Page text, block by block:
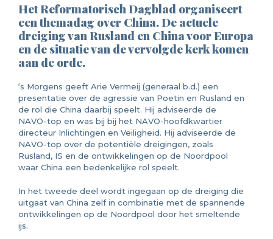
Het Reformatorisch Dagblad organiseert
een themadag over China. De actuele
dreiging van Rusland en China voor Europa
en de situatie van de vervolgde kerk komen
aan de orde.
‘s Morgens geeft Arie Vermeij (generaal b.d.) een
presentatie over de agressie van Poetin en Rusland en
de rol die China daarbij speelt. Hij adviseerde de
NAVO-top en was bij bij het NAVO-hoofdkwartier
directeur Inlichtingen en Veiligheid. Hij adviseerde de
NAVO-top over de potentiële dreigingen, zoals
Rusland, IS en de ontwikkelingen op de Noordpool
waar China een bedenkelijke rol speelt.
In het tweede deel wordt ingegaan op de dreiging die
uitgaat van China zelf in combinatie met de spannende
ontwikkelingen op de Noordpool door het smeltende
ijs.